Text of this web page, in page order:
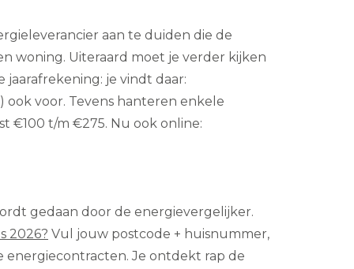
aan te duiden die de
woning. Uiteraard moet je verder kijken
je vindt daar:
voor. Tevens hanteren enkele
€100 t/m €275. Nu ook online:
gedaan door de energievergelijker.
2026? Vul jouw postcode + huisnummer,
energiecontracten. Je ontdekt rap de